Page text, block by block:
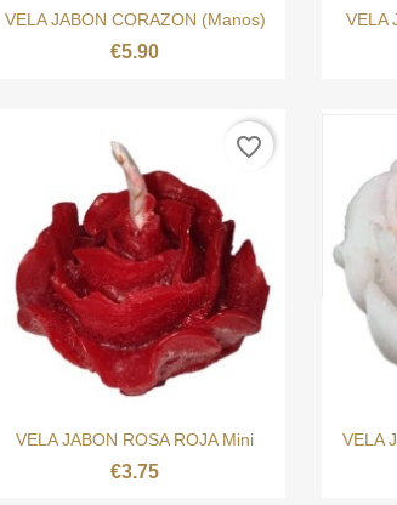
Quick view
VELA JABON CORAZON (Manos)
€5.90
VELA
Quick view
VELA JABON ROSA ROJA Mini
€3.75
favorite_border
VELA